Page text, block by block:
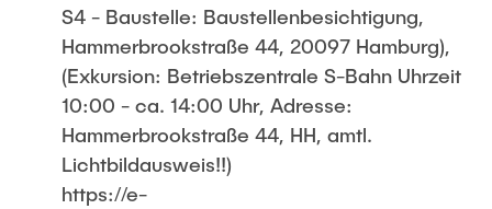
S4 - Baustelle: Baustellenbesichtigung,
Hammerbrookstraße 44, 20097 Hamburg),
(Exkursion: Betriebszentrale S-Bahn Uhrzeit
10:00 - ca. 14:00 Uhr, Adresse:
Hammerbrookstraße 44, HH, amtl.
Lichtbildausweis!!)
https://e-